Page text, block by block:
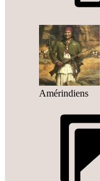
Amérindiens